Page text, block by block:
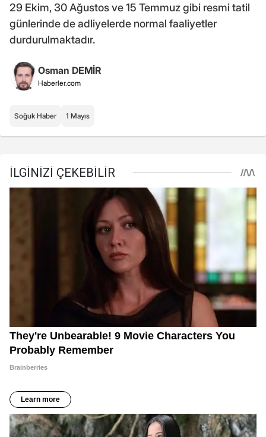
29 Ekim, 30 Ağustos ve 15 Temmuz gibi resmi tatil
günlerinde de adliyelerde normal faaliyetler
durdurulmaktadır.
Osman DEMİR
Haberler.com
Soğuk Haber 1 Mayıs